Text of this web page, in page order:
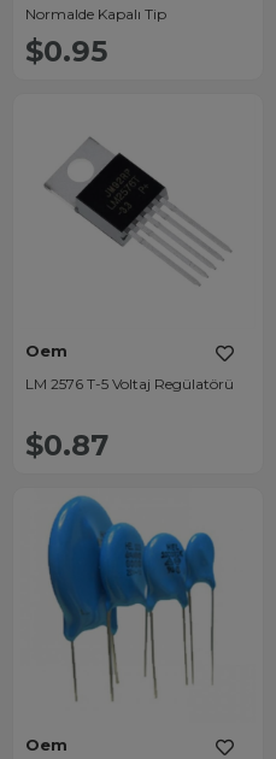
Normalde Kapalı Tip
$0.95
Oem
LM 2576 T-5 Voltaj Regülatörü
$0.87
Oem